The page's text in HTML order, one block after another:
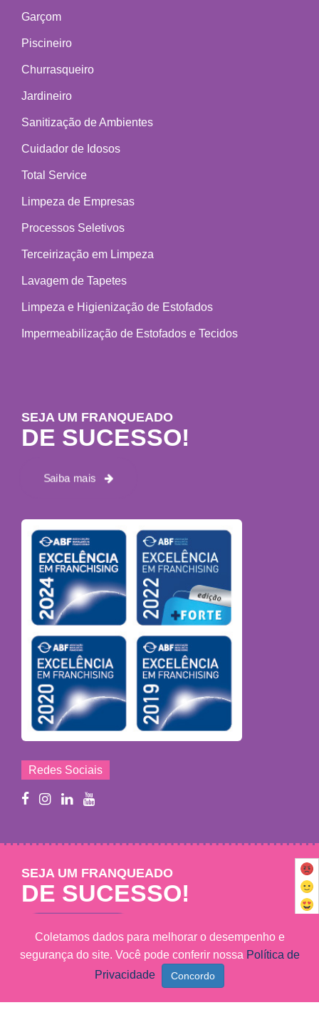
Garçom
Piscineiro
Churrasqueiro
Jardineiro
Sanitização de Ambientes
Cuidador de Idosos
Total Service
Limpeza de Empresas
Processos Seletivos
Terceirização em Limpeza
Lavagem de Tapetes
Limpeza e Higienização de Estofados
Impermeabilização de Estofados e Tecidos
SEJA UM FRANQUEADO
DE SUCESSO!
Saiba mais
Redes Sociais
SEJA UM FRANQUEADO
DE SUCESSO!
Saiba mais
Mary Help - © 2011 - 2026 - Todos os direitos reservados
Coletamos dados para melhorar o desempenho e
segurança do site. Você pode conferir nossa Política de
Privacidade